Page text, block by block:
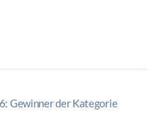
Gewinner der Kategorie